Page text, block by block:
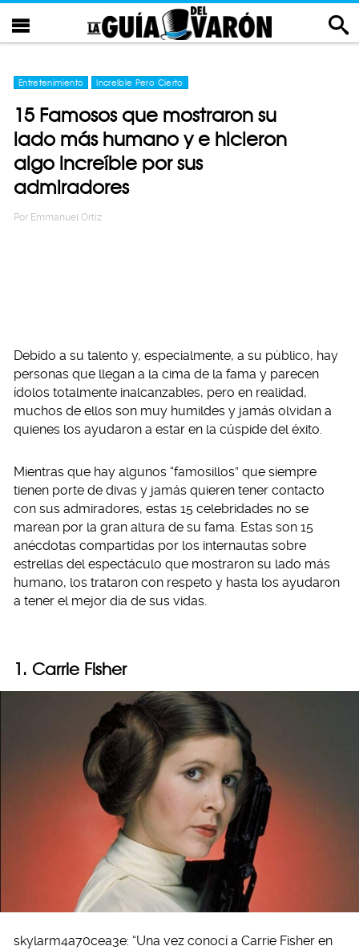
Entretenimiento Increíble Pero Cierto
15 Famosos que mostraron su
lado más humano y e hicieron
algo increíble por sus
admiradores
Por Emmanuel Ortiz
Debido a su talento y, especialmente, a su público, hay
personas que llegan a la cima de la fama y parecen
ídolos totalmente inalcanzables, pero en realidad,
muchos de ellos son muy humildes y jamás olvidan a
quienes los ayudaron a estar en la cúspide del éxito.
Mientras que hay algunos “famosillos” que siempre
tienen porte de divas y jamás quieren tener contacto
con sus admiradores, estas 15 celebridades no se
marean por la gran altura de su fama. Estas son 15
anécdotas compartidas por los internautas sobre
estrellas del espectáculo que mostraron su lado más
humano, los trataron con respeto y hasta los ayudaron
a tener el mejor día de sus vidas.
1. Carrie Fisher
skylarm4a70cea3e: “Una vez conocí a Carrie Fisher en